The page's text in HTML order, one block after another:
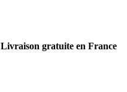
Livraison gratuite en France